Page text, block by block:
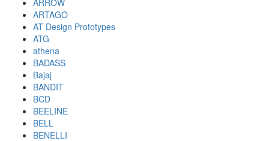
ARROW
ARTAGO
AT Design Prototypes
ATG
athena
BADASS
Bajaj
BANDIT
BCD
BEELINE
BELL
BENELLI